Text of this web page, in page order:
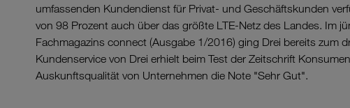
umfassenden Kundendienst für Privat- und Geschäftskunden
von 98 Prozent auch über das größte LTE-Netz des Landes. Im
Fachmagazins connect (Ausgabe 1/2016) ging Drei bereits zum
Kundenservice von Drei erhielt beim Test der Zeitschrift
Auskunftsqualität von Unternehmen die Note "Sehr Gut".